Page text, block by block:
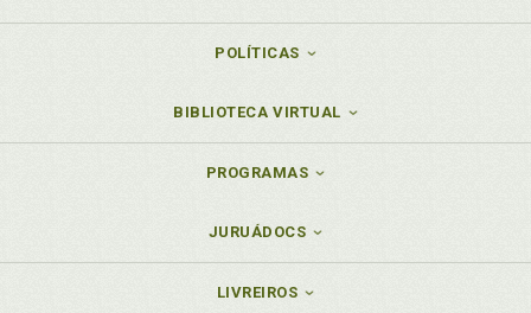
POLÍTICAS
BIBLIOTECA VIRTUAL
PROGRAMAS
JURUÁDOCS
LIVREIROS